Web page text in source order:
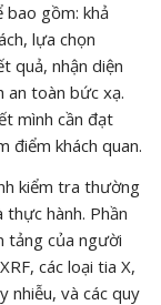
bao gồm: khả
lựa chọn
quả, nhận diện
an toàn bức xạ.
mình cần đạt
điểm khách quan.
kiểm tra thường
hành. Phần
tảng của người
các loại tia X,
nhiễu, và các quy